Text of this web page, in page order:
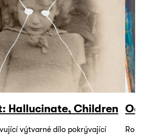
Hallucinate, Children
výtvarné dílo pokrývající